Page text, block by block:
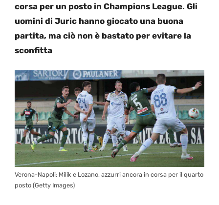
corsa per un posto in Champions League. Gli
uomini di Juric hanno giocato una buona
partita, ma ciò non è bastato per evitare la
sconfitta
Verona-Napoli: Milik e Lozano, azzurri ancora in corsa per il quarto
posto (Getty Images)